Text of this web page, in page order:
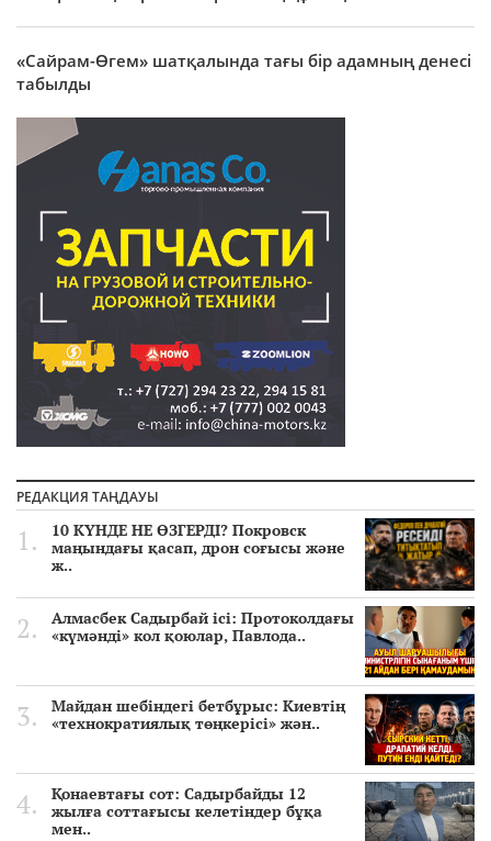
«Сайрам-Өгем» шатқалында тағы бір адамның денесі
табылды
РЕДАКЦИЯ ТАҢДАУЫ
10 КҮНДЕ НЕ ӨЗГЕРДІ? Покровск
маңындағы қасап, дрон соғысы және
ж..
Алмасбек Садырбай ісі: Протоколдағы
«күмәнді» кол қоюлар, Павлода..
Майдан шебіндегі бетбұрыс: Киевтің
«технократиялық төңкерісі» жән..
Қонаевтағы сот: Садырбайды 12
жылға соттағысы келетіндер бұқа
мен..